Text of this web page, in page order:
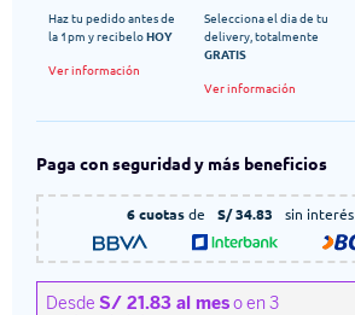
Haz tu pedido antes de
la 1pm y recibeloHOY
Ver información
Selecciona el dia de tu
delivery, totalmente
GRATIS
Ver información
Paga con seguridad y más beneficios
6 cuotasde S/ 34.83 sin interés